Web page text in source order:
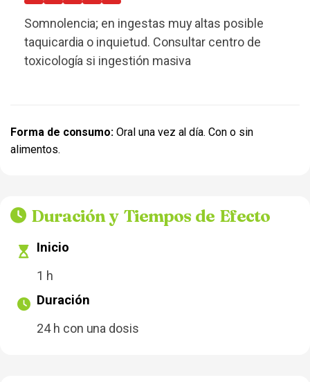
Somnolencia; en ingestas muy altas posible
taquicardia o inquietud. Consultar centro de
toxicología si ingestión masiva
Forma de consumo: Oral una vez al día. Con o sin
alimentos.
Duración y Tiempos de Efecto
Inicio
1 h
Duración
24 h con una dosis